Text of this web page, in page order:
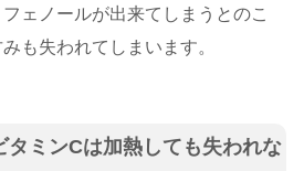
ェノールが出来てしまうとのこ
も失われてしまいます。
タミンCは加熱しても失われな